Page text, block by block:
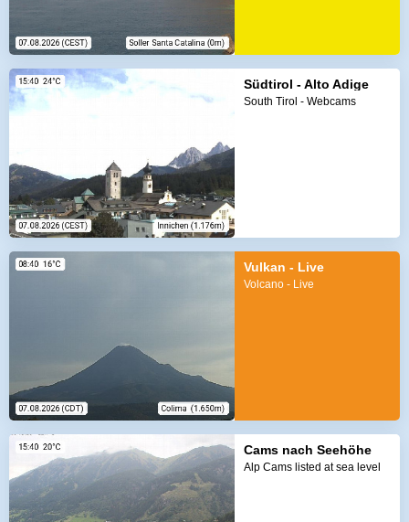
Südtirol - Alto Adige
South Tirol - Webcams
Vulkan - Live
Volcano - Live
Cams nach Seehöhe
Alp Cams listed at sea level